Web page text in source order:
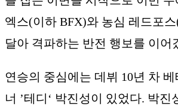
엑스(이하 BFX)와 농심 레드포
달아 격파하는 반전 행보를 이어
연승의 중심에는 데뷔 10년 차 베
너 ’테디‘ 박진성이 있었다. 박진